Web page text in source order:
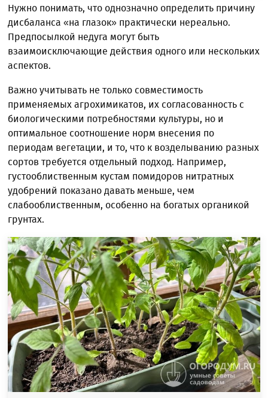
Нужно понимать, что однозначно определить причину
дисбаланса «на глазок» практически нереально.
Предпосылкой недуга могут быть
взаимоисключающие действия одного или нескольких
аспектов.
Важно учитывать не только совместимость
применяемых агрохимикатов, их согласованность с
биологическими потребностями культуры, но и
оптимальное соотношение норм внесения по
периодам вегетации, и то, что к возделыванию разных
сортов требуется отдельный подход. Например,
густооблиственным кустам помидоров нитратных
удобрений показано давать меньше, чем
слабооблиственным, особенно на богатых органикой
грунтах.